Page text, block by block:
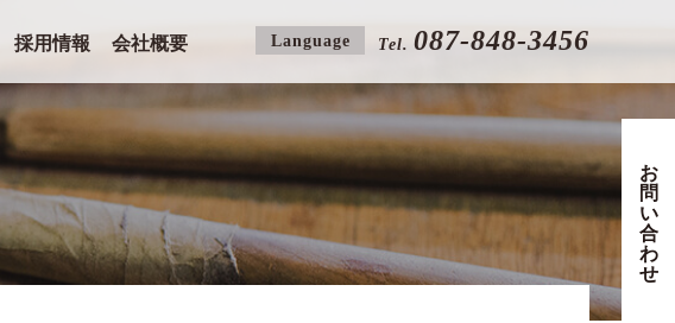
採用情報 会社概要 Language Tel. 087-848-3456
お
問
い
合
わ
せ